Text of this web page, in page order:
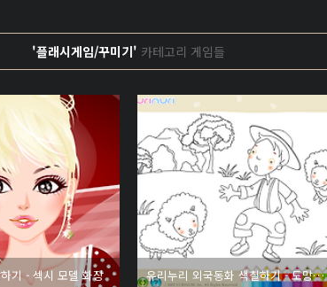
'플래시게임/꾸미기' 카테고리 게임들
기 - 섹시 모델 화장 유리누리 외국동화 색칠하기 - 도망쳐버린 산양들